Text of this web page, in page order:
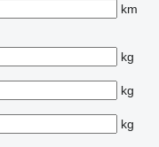
km
kg
kg
kg